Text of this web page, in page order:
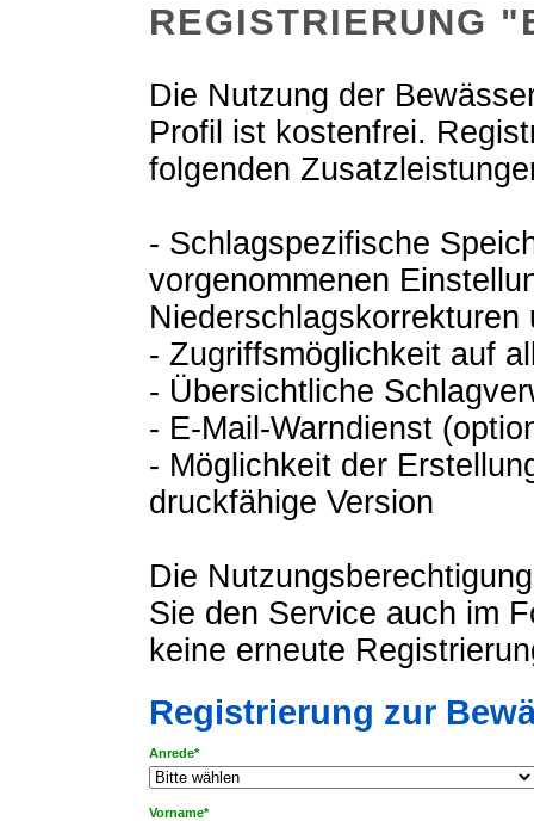
REGISTRIERUNG
Die Nutzung der
Profil ist kostenfrei.
folgenden
- Schlagspezifische
vorgenommenen
- Zugriffsmöglichkeit auf
- Übersichtliche
- E-Mail-Warndienst
- Möglichkeit der
druckfähige Version
Die
Sie den Service auch im
keine erneute
Registrierung zur
Anrede*
Vorname*